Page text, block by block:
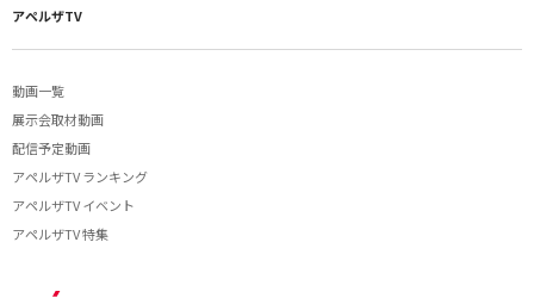
アペルザTV
動画一覧
展示会取材動画
配信予定動画
アペルザTV ランキング
アペルザTV イベント
アペルザTV 特集